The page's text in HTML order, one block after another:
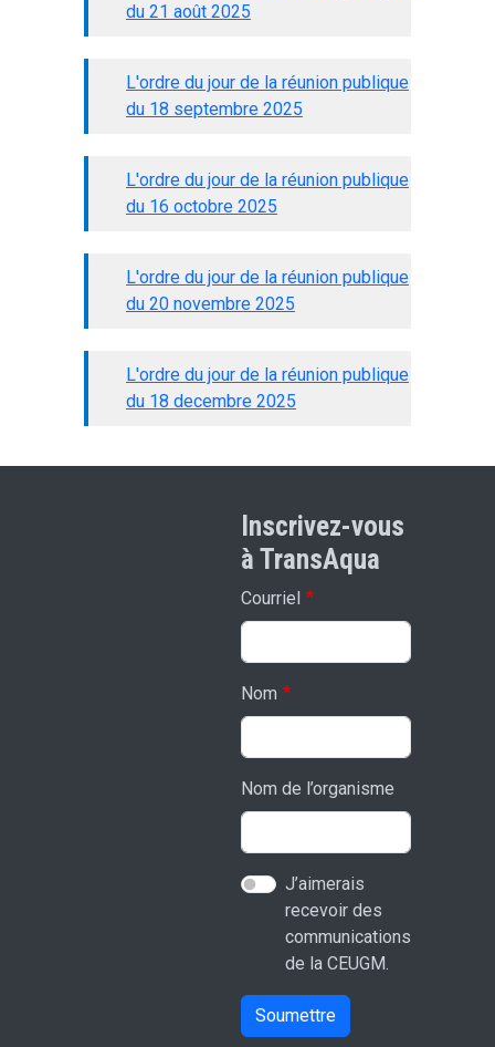
du 21 août 2025
L'ordre du jour de la réunion publique
du 18 septembre 2025
L'ordre du jour de la réunion publique
du 16 octobre 2025
L'ordre du jour de la réunion publique
du 20 novembre 2025
L'ordre du jour de la réunion publique
du 18 decembre 2025
Inscrivez-vous
à TransAqua
Courriel
Nom
Nom de l’organisme
J’aimerais
recevoir des
communications
de la CEUGM.
Soumettre